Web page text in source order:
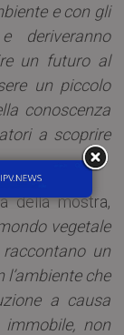
e con gli
deriveranno
un futuro al
un piccolo
conoscenza
a scoprire
della mostra,
vegetale
un
che
a causa
non